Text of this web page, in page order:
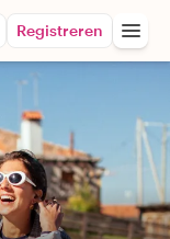
Registreren